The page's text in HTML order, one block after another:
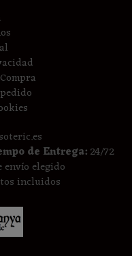
de Entrega:24/72
envío elegido
incluidos